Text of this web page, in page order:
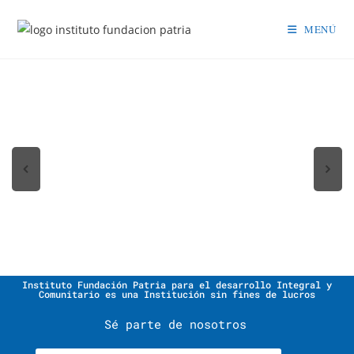
MENÚ
Instituto Fundación Patria para el desarrollo Integral y
Comunitario es una Institución sin fines de lucros
Sé parte de nosotros